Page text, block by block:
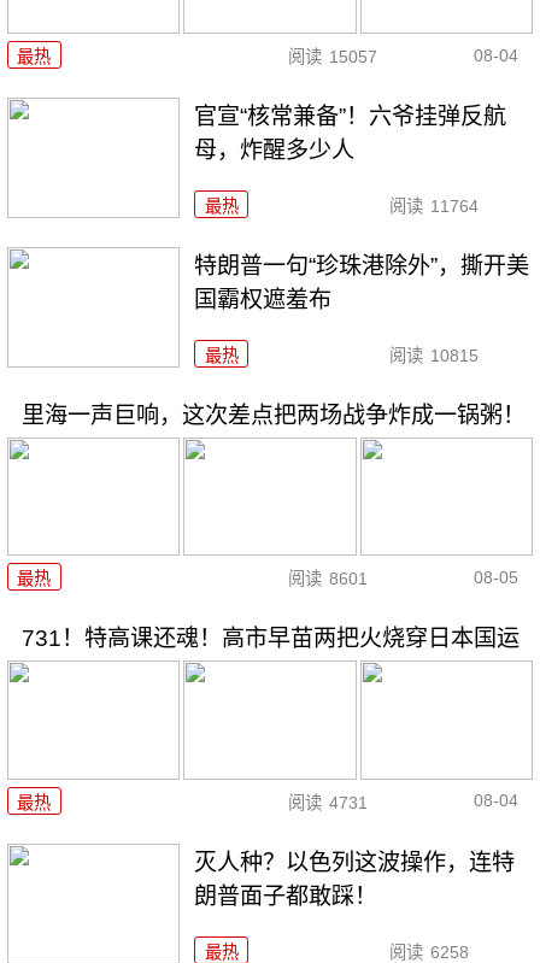
最热 阅读 15057 08-04
官宣“核常兼备”！六爷挂弹反航
母，炸醒多少人
最热 阅读 11764
特朗普一句“珍珠港除外”，撕开美
国霸权遮羞布
最热 阅读 10815
里海一声巨响，这次差点把两场战争炸成一锅粥！
最热 阅读 8601 08-05
731！特高课还魂！高市早苗两把火烧穿日本国运
最热 阅读 4731 08-04
灭人种？以色列这波操作，连特
朗普面子都敢踩！
最热 阅读 6258